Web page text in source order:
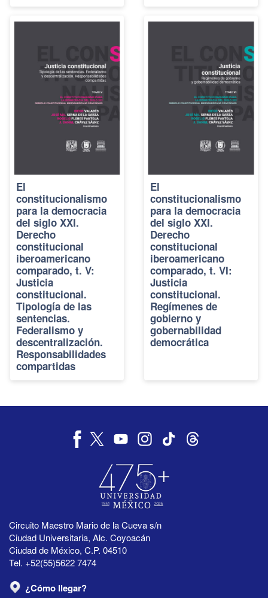
El
constitucionalismo
para la democracia
del siglo XXI.
Derecho
constitucional
iberoamericano
comparado, t. V:
Justicia
constitucional.
Tipología de las
sentencias.
Federalismo y
descentralización.
Responsabilidades
compartidas
El
constitucionalismo
para la democracia
del siglo XXI.
Derecho
constitucional
iberoamericano
comparado, t. VI:
Justicia
constitucional.
Regímenes de
gobierno y
gobernabilidad
democrática
Circuito Maestro Mario de la Cueva s/n
Ciudad Universitaria, Alc. Coyoacán
Ciudad de México, C.P. 04510
Tel. +52(55)5622 7474
¿Cómo llegar?